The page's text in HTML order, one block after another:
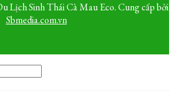
Lịch Sinh Thái Cà Mau Eco. Cung cấp bởi
Sbmedia.com.vn